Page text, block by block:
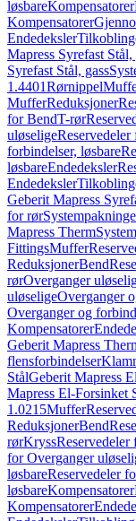
løsbareKompensatorer
Kompensatorer
Endedeksler
Mapress Syrefast Stål,
Syrefast Stål, gass
1.4401Rørnippel
MufferReduksjoner
for BendT-rør
uløselige
forbindelser, løsbare
løsbareEndedeksler
Endedeksler
Geberit Mapress
for rør
Mapress Therm
FittingsMuffer
ReduksjonerBend
rørOverganger
uløseligeOverganger
Overganger og
Kompensatorer
Geberit Mapress
flensforbindelser
StålGeberit Mapress
Mapress El-Forsinket
1.0215Muffer
ReduksjonerBend
rørKryssReservedeler
for Overganger
løsbareReservedeler
løsbareKompensatorer
Kompensatorer